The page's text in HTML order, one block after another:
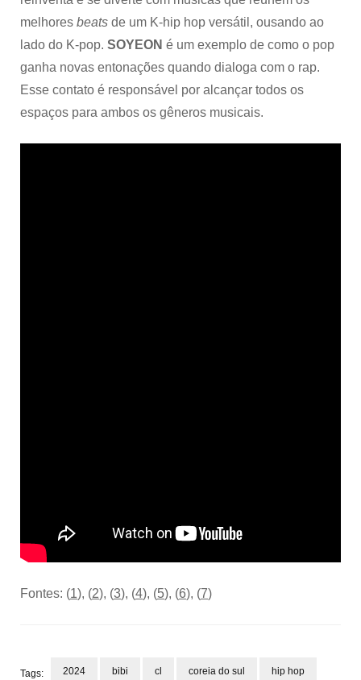
melhores beats de um K-hip hop versátil, ousando ao
lado do K-pop. SOYEON é um exemplo de como o pop
ganha novas entonações quando dialoga com o rap.
Esse contato é responsável por alcançar todos os
espaços para ambos os gêneros musicais.
Fontes: (1), (2), (3), (4), (5), (6), (7)
Tags: 2024 bibi cl coreia do sul hip hop